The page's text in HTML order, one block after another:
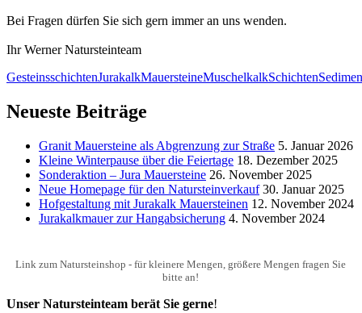
Bei Fragen dürfen Sie sich gern immer an uns wenden.
Ihr Werner Natursteinteam
GesteinsschichtenJurakalkMauersteineMuschelkalkSchichten
Neueste Beiträge
Granit Mauersteine als Abgrenzung zur Straße 5. Januar 2026
Kleine Winterpause über die Feiertage 18. Dezember 2025
Sonderaktion – Jura Mauersteine 26. November 2025
Neue Homepage für den Natursteinverkauf 30. Januar 2025
Hofgestaltung mit Jurakalk Mauersteinen 12. November 2024
Jurakalkmauer zur Hangabsicherung 4. November 2024
Link zum Natursteinshop - für kleinere Mengen, größere Mengen fragen Sie
bitte an!
Unser Natursteinteam berät Sie gerne!